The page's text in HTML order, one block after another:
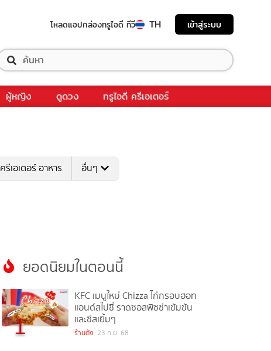
โหลดแอปกล่องทรูไอดี ทีวี TH เข้าสู่ระบบ
ผู้หญิง ดูดวง ทรูไอดี ครีเอเตอร์
ครีเอเตอร์ อาหาร อื่นๆ
ยอดนิยมในตอนนี้
1
KFC เมนูใหม่ Chizza ไก่กรอบฮอท
แอนด์สไปซี่ ราดซอสพิซซ่าเข้มข้น
และชีสเยิ้มๆ
ร้านดัง 23 ก.ย. 68